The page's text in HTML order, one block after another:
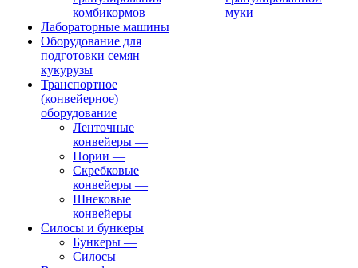
комбикормов
Лабораторные машины
Оборудование для
подготовки семян
кукурузы
Транспортное
(конвейерное)
оборудование
Ленточные
конвейеры —
Нории —
Скребковые
конвейеры —
Шнековые
конвейеры
Силосы и бункеры
Бункеры —
Силосы
муки